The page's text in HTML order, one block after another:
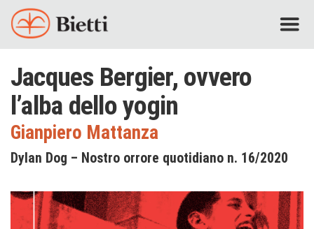
Jacques Bergier, ovvero
l’alba dello yogin
Gianpiero Mattanza
Dylan Dog – Nostro orrore quotidiano n. 16/2020